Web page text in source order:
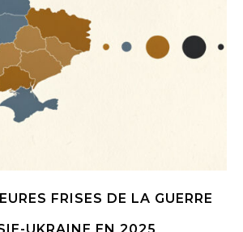
FRISES DE LA GUERRE
UKRAINE EN 2025